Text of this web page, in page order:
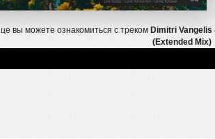
вы можете ознакомиться с треком Dimitri Vangelis
(Extended Mix)